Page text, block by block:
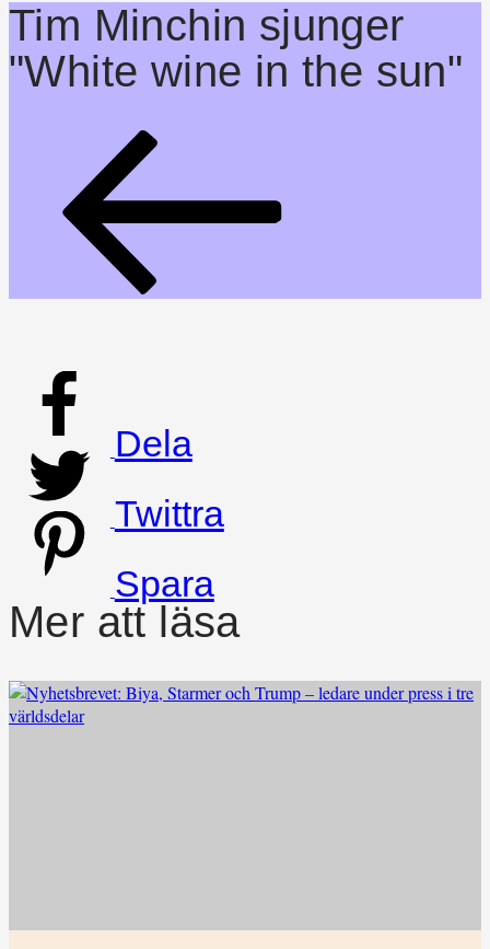
Tim Minchin sjunger
"White wine in the sun"
Dela
Twittra
Spara
Mer att läsa